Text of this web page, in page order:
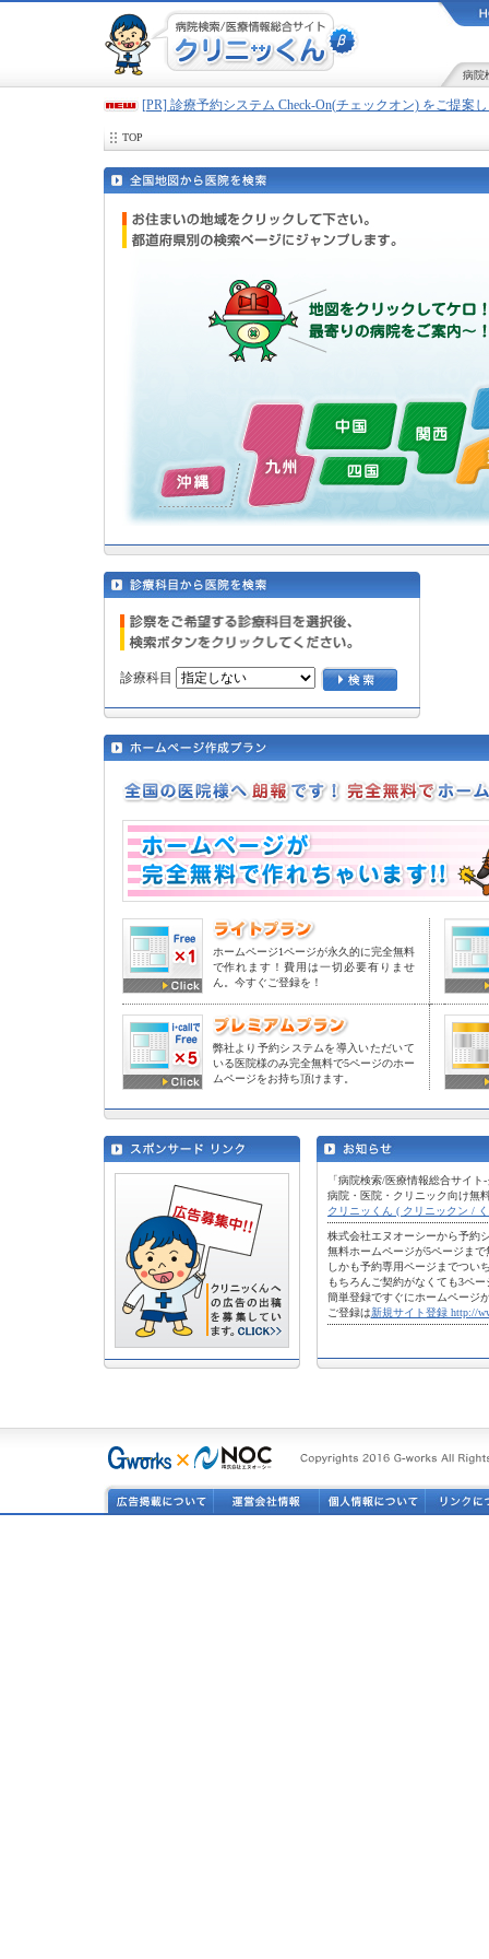
病院
[PR] 診療予約システム Check-On(チェックオン) をご提案
TOP
診療科目
ホームページ1ページが永久的に完全無料
で作れます！費用は一切必要有りませ
ん。今すぐご登録を！
弊社より予約システムを導入いただいて
いる医院様のみ完全無料で5ページのホー
ムページをお持ち頂けます。
「病院検索/医療情報総合サイ
病院・医院・クリニック向け無
クリニッくん ( クリニックン /
株式会社エヌオーシーから予約
無料ホームページが5ページまで
しかも予約専用ページまでつい
もちろんご契約がなくても3ペ
簡単登録ですぐにホームページ
ご登録は新規サイト登録 http://